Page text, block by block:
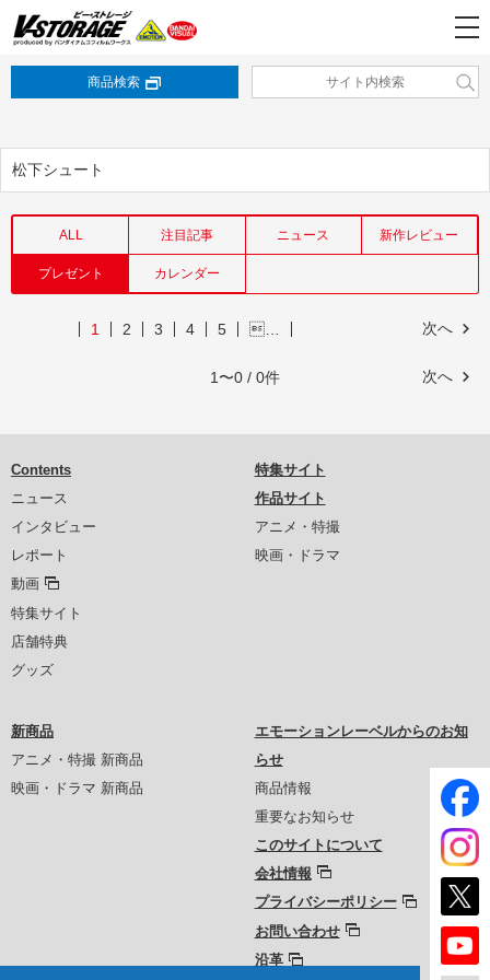
商品検索
松下シュート
ALL 注目記事 ニュース 新作レビュー
プレゼント カレンダー
次へ
1 2 3 4 5 …
次へ
1〜0 / 0件
Contents
ニュース
インタビュー
レポート
動画
特集サイト
店舗特典
グッズ
特集サイト
作品サイト
アニメ・特撮
映画・ドラマ
新商品
アニメ・特撮 新商品
映画・ドラマ 新商品
エモーションレーベルからのお知
らせ
商品情報
重要なお知らせ
このサイトについて
会社情報
プライバシーポリシー
お問い合わせ
沿革